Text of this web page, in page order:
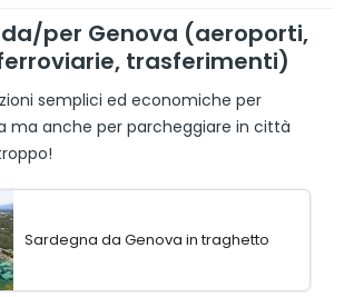
per Genova (aeroporti,
trasferimenti)
semplici ed economiche per
ma anche per parcheggiare in città
Sardegna da Genova in traghetto